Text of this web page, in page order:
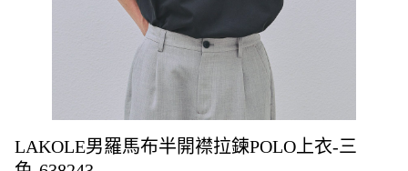
LAKOLE男羅馬布半開襟拉鍊POLO上衣-三